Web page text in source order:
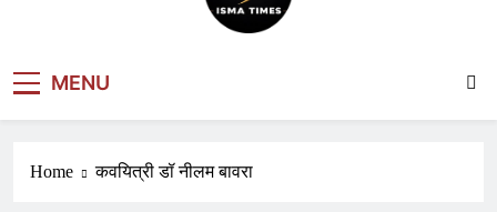
MENU
Home कवयित्री डॉ नीलम बावरा